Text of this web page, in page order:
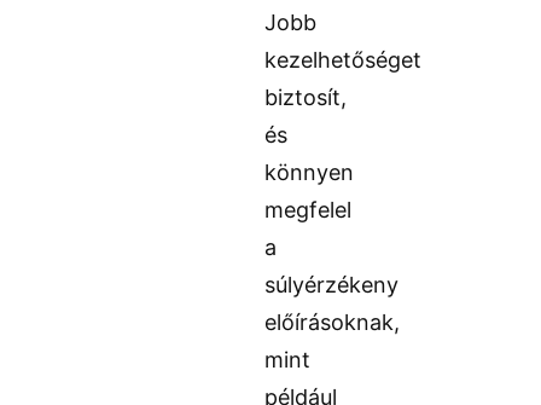
Jobb
kezelhetőséget
biztosít,
és
könnyen
megfelel
a
súlyérzékeny
előírásoknak,
mint
például